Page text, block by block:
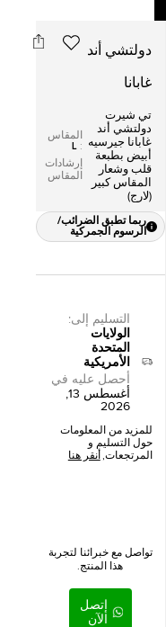
دولتشي أند
غابانا
تي شيرت
دولتشي أند
غابانا جيرسيه
أبيض بطبعة
قلب وشعار
المقاس كبير
(لارج)
المقاس
:
L
إرشادات
المقاس
ربما تطبق الضرائب/
الرسوم الجمركية
التسليم إلى:
الولايات
المتحدة
الأمريكية
أحصل عليه في
2026
للمزيد من المعلومات
حول التسليم و
المرتجعات, أنقر هنا
تواصل مع خبرائنا لتجربة
هذا المنتج.
إتصل
الآن